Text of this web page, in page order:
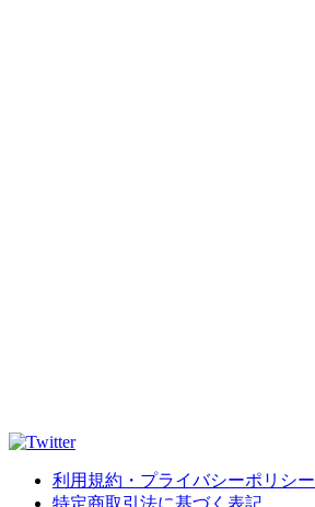
利用規約・プライバシーポリシー
特定商取引法に基づく表記